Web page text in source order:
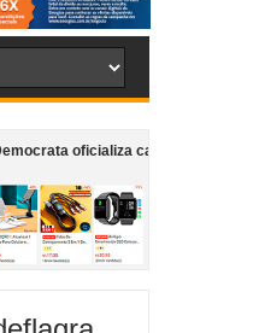
oficializa candidatura do ex-
à licitação do transporte